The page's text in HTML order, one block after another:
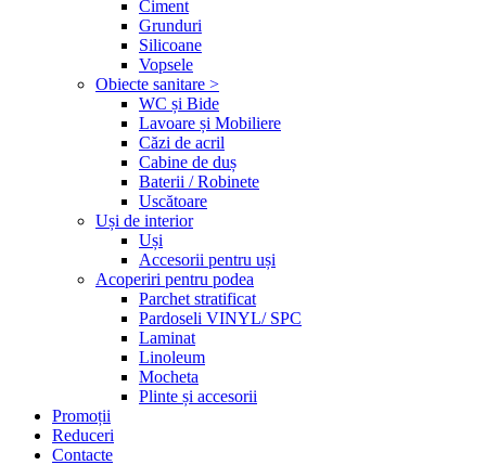
Ciment
Grunduri
Silicoane
Vopsele
Obiecte sanitare >
WC și Bide
Lavoare și Mobiliere
Căzi de acril
Cabine de duș
Baterii / Robinete
Uscătoare
Uși de interior
Uși
Accesorii pentru uși
Acoperiri pentru podea
Parchet stratificat
Pardoseli VINYL/ SPC
Laminat
Linoleum
Mocheta
Plinte și accesorii
Promoții
Reduceri
Contacte